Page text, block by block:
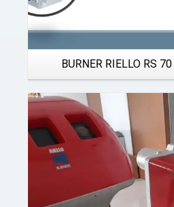
BURNER RIELLO RS
Details